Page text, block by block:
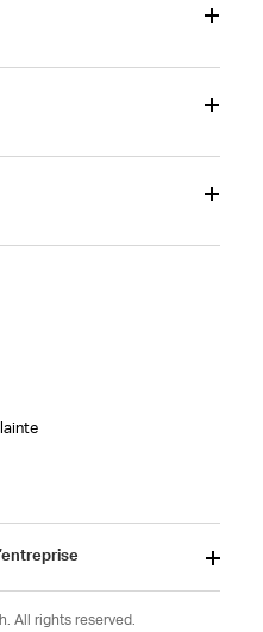
All rights reserved.